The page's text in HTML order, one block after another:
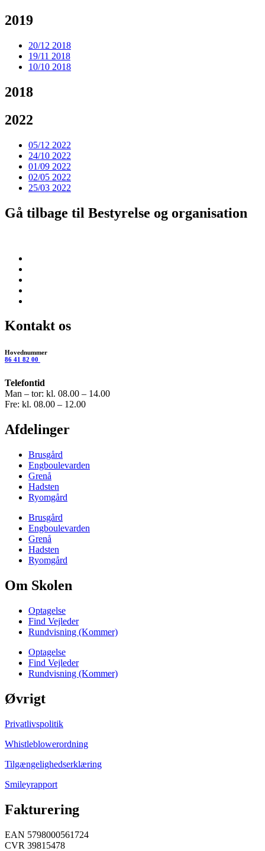
2019
20/12 2018
19/11 2018
10/10 2018
2018
2022
05/12 2022
24/10 2022
01/09 2022
02/05 2022
25/03 2022
Gå tilbage til Bestyrelse og organisation
Kontakt os
Hovednummer
86 41 82 00
Telefontid
Man – tor: kl. 08.00 – 14.00
Fre: kl. 08.00 – 12.00
Afdelinger
Brusgård
Engboulevarden
Grenå
Hadsten
Ryomgård
Brusgård
Engboulevarden
Grenå
Hadsten
Ryomgård
Om Skolen
Optagelse
Find Vejleder
Rundvisning (Kommer)
Optagelse
Find Vejleder
Rundvisning (Kommer)
Øvrigt
Privatlivspolitik
Whistleblowerordning
Tilgængelighedserklæring
Smileyrapport
Fakturering
EAN 5798000561724
CVR 39815478